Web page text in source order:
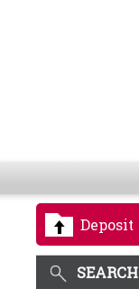
Deposit
SEARCH